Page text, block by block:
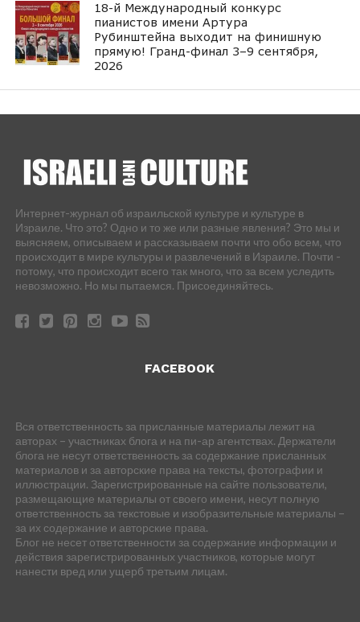
18-й Международный конкурс
пианистов имени Артура
Рубинштейна выходит на финишную
прямую! Гранд-финал 3–9 сентября,
2026
Интернет-журнал об израильской культуре и культуре в
Израиле. Что это? Одно и то же или разные явления? Это мы и
выясняем, описываем и рассказываем почти что обо всем, что
происходит в мире культуры и развлечений в Израиле. Почти -
потому, что происходит всего так много, что за всем уследить
невозможно. Но мы пытаемся. Присоединяйтесь.
FACEBOOK
Вся ответственность за присланные материалы лежит на
авторах – участниках блога и на пи-ар агентствах. Держатели
блога не несут ответственность за содержание присланных
материалов и за авторские права на тексты, фотографии и
иллюстрации. Зарегистрированные на сайте пользователи,
размещающие материалы от своего имени, несут полную
ответственность за текстовые и изобразительные материалы –
за их содержание и авторские права.
Блог не несет ответственности за содержание информации и
действия зарегистрированных участников, которые могут
нанести вред или ущерб третьим лицам.